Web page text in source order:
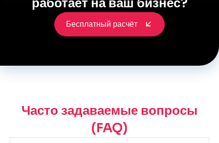
Бесплатный расчёт
Часто задаваемые вопросы
(FAQ)